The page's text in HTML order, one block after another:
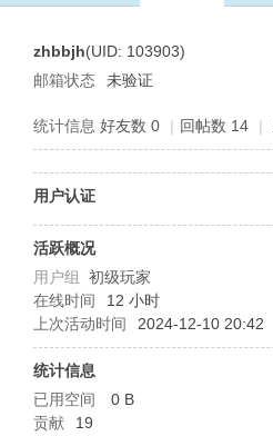
zhbbjh(UID: 103903)
邮箱状态
未验证
统计信息 好友数 0 | 回帖数 14 |
用户认证
活跃概况
用户组 初级玩家
在线时间
12 小时
上次活动时间
2024-12-10 20:42
统计信息
已用空间
0 B
贡献
19